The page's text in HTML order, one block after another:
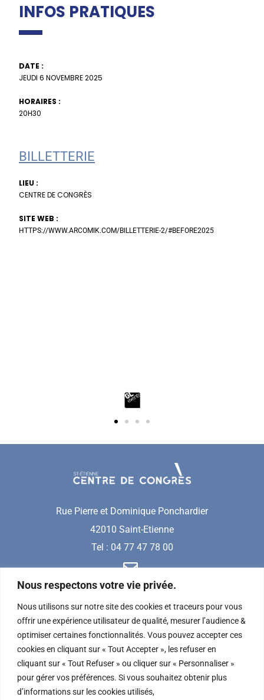
Nous respectons votre vie privée.
Nous utilisons sur notre site des cookies et traceurs pour vous
offrir une expérience utilisateur de qualité, mesurer l’audience &
optimiser certaines fonctionnalités. Vous pouvez accepter ces
cookies en cliquant sur « Tout Accepter », les refuser en
cliquant sur « Tout Refuser » ou cliquer sur « Personnaliser »
pour gérer vos préférences. Si vous souhaitez obtenir plus
d’informations sur les cookies utilisés,
INFOS PRATIQUES
DATE :
JEUDI 6 NOVEMBRE 2025
HORAIRES :
20H30
BILLETTERIE
LIEU :
CENTRE DE CONGRÈS
SITE WEB :
HTTPS://WWW.ARCOMIK.COM/BILLETTERIE-2/#BEFORE2025
Rue Pierre et Dominique Ponchardier
42010 Saint-Etienne
Tel : 04 77 47 78 00
REJOIGNEZ-NOUS SUR